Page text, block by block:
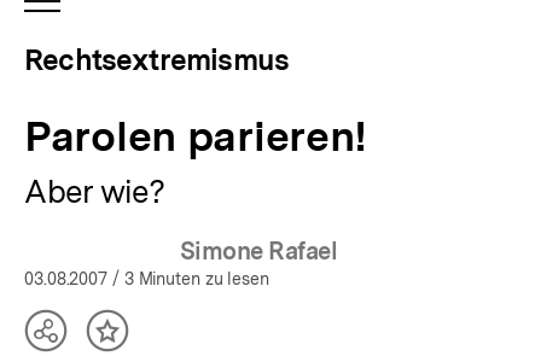
bpb.deINHALTSNAVIGATION
Rechtsextremismus
Parolen parieren!
Aber wie?
Simone Rafael
03.08.2007 / 3 Minuten zu lesen
TeilenInhalt